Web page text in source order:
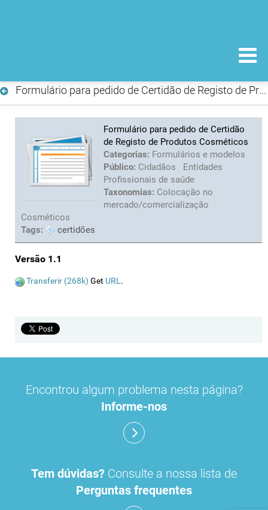
Formulário para pedido de Certidão de Registo de Produtos Cosméticos
Formulário para pedido de Certidão
de Registo de Produtos Cosméticos
Categorias: Formulários e modelos
Público: Cidadãos
Entidades
Profissionais de saúde
Taxonomias: Colocação no
mercado/comercialização
Cosméticos
Tags:
certidões
Versão 1.1
Transferir (268k) Get URL.
Encontrou algum problema nesta página?
Informe-nos
Tem dúvidas? Consulte a nossa lista de
Perguntas frequentes